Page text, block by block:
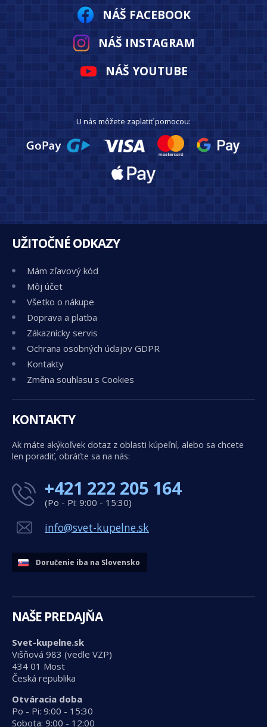
NÁŠ FACEBOOK
NÁŠ INSTAGRAM
NÁŠ YOUTUBE
U nás môžete zaplatiť pomocou:
UŽITOČNÉ ODKAZY
Mám zľavový kód
Môj účet
Všetko o nákupe
Doprava a platba
Zákaznícky servis
Ochrana osobných údajov GDPR
Kontakty
Změna souhlasu s Cookies
KONTAKTY
Ak máte akýkoľvek dotaz z oblasti kúpeľní, alebo sa chcete
len poradiť, obráťte sa na nás:
+421 222 205 164
(Po - Pi: 9:00 - 15:30)
info@svet-kupelne.sk
Doručenie iba na Slovensko
NAŠE PREDAJŇA
Svet-kupelne.sk
Višňová 983 (vedle VZP)
434 01 Most
Česká republika
Otváracia doba
Po - Pi: 9:00 - 15:30
Sobota: 9:00 - 12:00